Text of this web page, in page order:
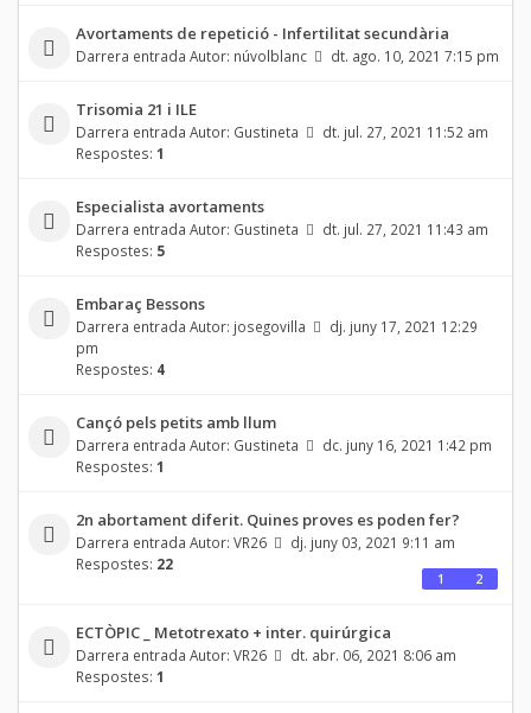
Avortaments de repetició - Infertilitat secundària
Darrera entrada Autor: núvolblanc dt. ago. 10, 2021 7:15 pm
Trisomia 21 i ILE
Darrera entrada Autor: Gustineta
dt. jul. 27, 2021 11:52 am
Respostes: 1
Especialista avortaments
Darrera entrada Autor: Gustineta
dt. jul. 27, 2021 11:43 am
Respostes: 5
Embaraç Bessons
Darrera entrada Autor: josegovilla
dj. juny 17, 2021 12:29
pm
Respostes: 4
Cançó pels petits amb llum
Darrera entrada Autor: Gustineta
dc. juny 16, 2021 1:42 pm
Respostes: 1
2n abortament diferit. Quines proves es poden fer?
Darrera entrada Autor: VR26
dj. juny 03, 2021 9:11 am
Respostes: 22
1 2
ECTÒPIC _ Metotrexato + inter. quirúrgica
Darrera entrada Autor: VR26
dt. abr. 06, 2021 8:06 am
Respostes: 1